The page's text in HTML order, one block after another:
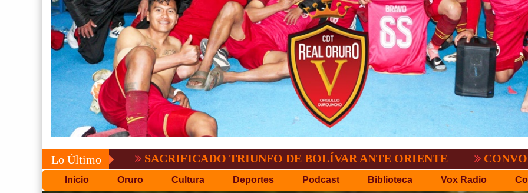
Lo ÚltimoSACRIFICADO TRIUNFO DE BOLÍVAR ANTE ORIENTE
Inicio Oruro Cultura Deportes Podcast Biblioteca Vox Radio